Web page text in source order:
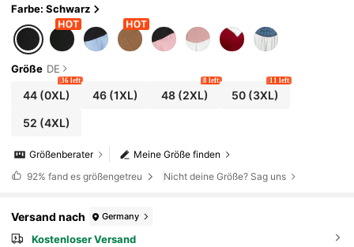
garm Bluse, Silvester Damen Outfit, elegantes
Oberteil, Gothic, Ausgeh-Tops für Damen, Par
ty-Oberteil
Farbe: Schwarz
Größe DE
44(0XL)
36 left
46 (1XL) 48(2XL)
8 left
50(3XL)
11 left
52 (4XL)
Meine Größe finden
Größenberater
92% fand es größengetreu Nicht deine Größe? Sag uns
Versand nach Germany
Kostenloser Versand